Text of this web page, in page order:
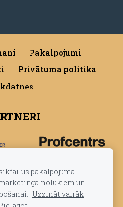
Pakalpojumi
Privātuma politika
pakalpojuma
nolūkiem un
Uzzināt vairāk